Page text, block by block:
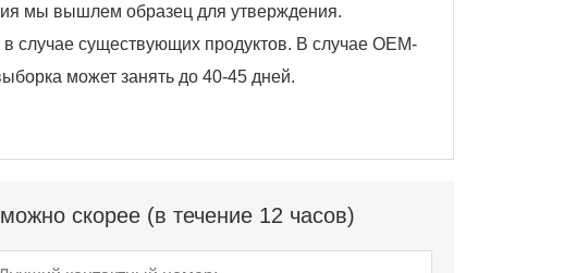
мы вышлем образец для утверждения.
случае существующих продуктов. В случае OEM-
может занять до 40-45 дней.
скорее (в течение 12 часов)